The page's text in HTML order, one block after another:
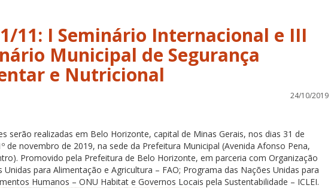
11: I Seminário Internacional e III
Municipal de Segurança
e Nutricional
24/10/2019
serão realizadas em Belo Horizonte, capital de Minas Gerais, nos dias 31 de
de novembro de 2019, na sede da Prefeitura Municipal (Avenida Afonso Pena,
Promovido pela Prefeitura de Belo Horizonte, em parceria com Organização
Unidas para Alimentação e Agricultura – FAO; Programa das Nações Unidas para
Humanos – ONU Habitat e Governos Locais pela Sustentabilidade – ICLEI.